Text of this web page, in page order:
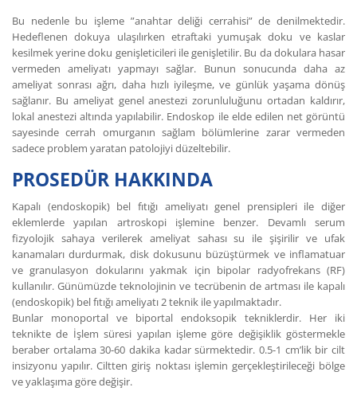
Bu nedenle bu işleme ”anahtar deliği cerrahisi” de denilmektedir.
Hedeflenen dokuya ulaşılırken etraftaki yumuşak doku ve kaslar
kesilmek yerine doku genişleticileri ile genişletilir. Bu da dokulara hasar
vermeden ameliyatı yapmayı sağlar. Bunun sonucunda daha az
ameliyat sonrası ağrı, daha hızlı iyileşme, ve günlük yaşama dönüş
sağlanır. Bu ameliyat genel anestezi zorunluluğunu ortadan kaldırır,
lokal anestezi altında yapılabilir. Endoskop ile elde edilen net görüntü
sayesinde cerrah omurganın sağlam bölümlerine zarar vermeden
sadece problem yaratan patolojiyi düzeltebilir.
PROSEDÜR HAKKINDA
Kapalı (endoskopik) bel fıtığı ameliyatı genel prensipleri ile diğer
eklemlerde yapılan artroskopi işlemine benzer. Devamlı serum
fizyolojik sahaya verilerek ameliyat sahası su ile şişirilir ve ufak
kanamaları durdurmak, disk dokusunu büzüştürmek ve inflamatuar
ve granulasyon dokularını yakmak için bipolar radyofrekans (RF)
kullanılır. Günümüzde teknolojinin ve tecrübenin de artması ile kapalı
(endoskopik) bel fıtığı ameliyatı 2 teknik ile yapılmaktadır.
Bunlar monoportal ve biportal endoksopik tekniklerdir. Her iki
teknikte de İşlem süresi yapılan işleme göre değişiklik göstermekle
beraber ortalama 30-60 dakika kadar sürmektedir. 0.5-1 cm’lik bir cilt
insizyonu yapılır. Ciltten giriş noktası işlemin gerçekleştirileceği bölge
ve yaklaşıma göre değişir.